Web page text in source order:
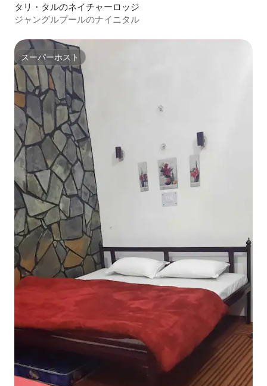
タリ・タルのネイチャーロッジ
ジャングルプールのナイニタル
スーパーホスト
スーパーホスト